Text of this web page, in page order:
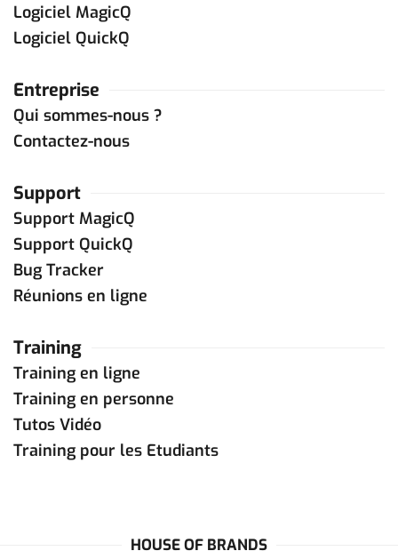
Logiciel MagicQ
Logiciel QuickQ
Entreprise
Qui sommes-nous ?
Contactez-nous
Support
Support MagicQ
Support QuickQ
Bug Tracker
Réunions en ligne
Training
Training en ligne
Training en personne
Tutos Vidéo
Training pour les Etudiants
HOUSE OF BRANDS